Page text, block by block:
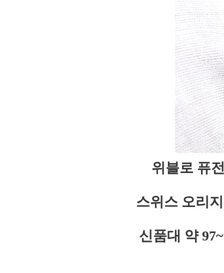
위블로 퓨
스위스 오리
신품대 약